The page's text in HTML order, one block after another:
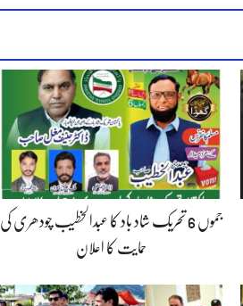
جموں 6 تحریک شاد باد کا عبدالخطیب چودھری کی
حمایت کا اعلان